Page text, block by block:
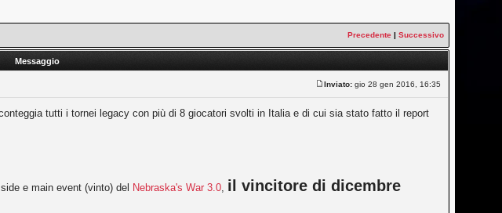
Precedente |Successivo
Messaggio
Inviato: gio 28 gen 2016, 16:35
tutti i tornei legacy con più di 8 giocatori svolti in Italia e di cui sia stato fatto il report
e main event (vinto) del Nebraska's War 3.0, il vincitore di dicembre